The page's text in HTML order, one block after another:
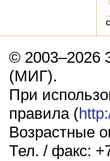
© 2003–2026
(МИГ).
При
правила (
Возрастные
Тел. / факс: